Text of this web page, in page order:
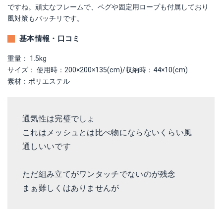
ですね。頑丈なフレームで、ペグや固定用ロープも付属しており
風対策もバッチリです。
基本情報・口コミ
重量： 1.5kg
サイズ： 使用時：200×200×135(cm)/収納時：44×10(cm)
素材：ポリエステル
通気性は完璧でしょ
これはメッシュとは比べ物にならないくらい風
通しいいです
ただ組み立てがワンタッチでないのが残念
まぁ難しくはありませんが